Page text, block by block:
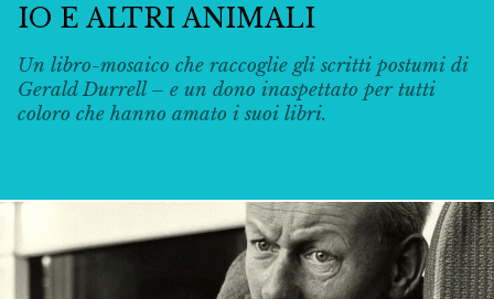
IO E ALTRI ANIMALI
Un libro-mosaico che raccoglie gli scritti postumi di
Gerald Durrell – e un dono inaspettato per tutti
coloro che hanno amato i suoi libri.